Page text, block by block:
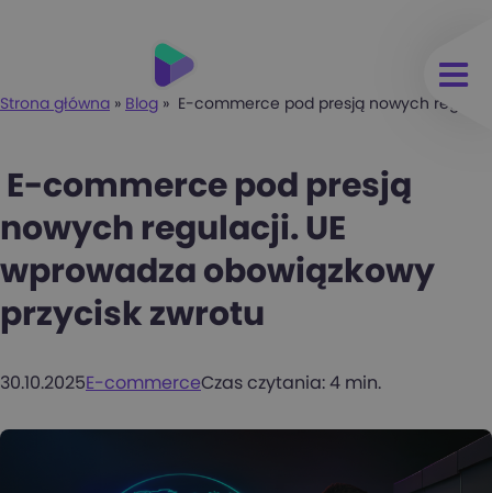
Strona główna » Blog » E-commerce pod presją nowych
E-commerce pod presją
nowych regulacji. UE
wprowadza obowiązkowy
przycisk zwrotu
30.10.2025E-commerceCzas czytania: 4 min.